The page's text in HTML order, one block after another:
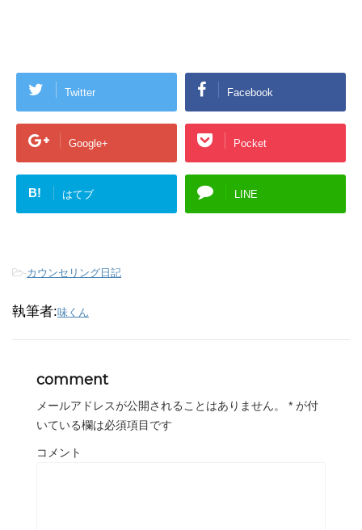
Twitter Facebook
Google+ Pocket
B! はてブ LINE
-カウンセリング日記
執筆者:味くん
comment
メールアドレスが公開されることはありません。 * が付
いている欄は必須項目です
コメント